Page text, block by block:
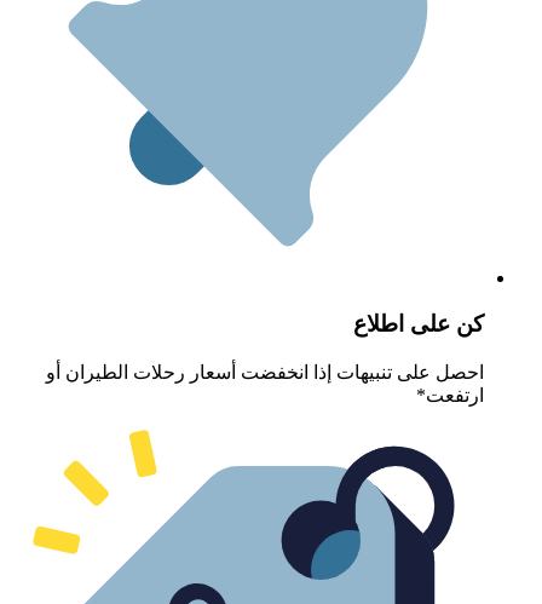
على اطلاع
على تنبيهات إذا انخفضت أسعار رحلات الطيران أو